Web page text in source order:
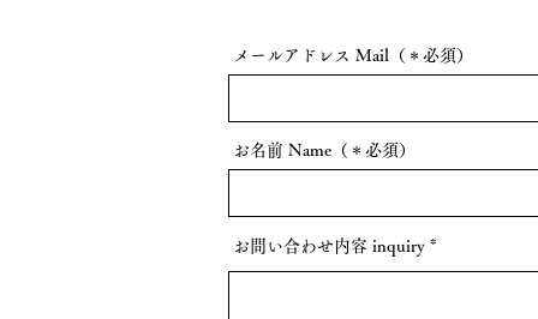
メールアドレス Mail（＊必須）
お名前 Name（＊必須）
お問い合わせ内容 inquiry